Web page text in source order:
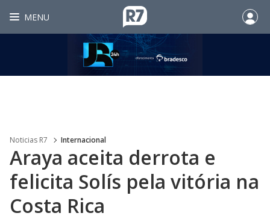
MENU
Noticias R7 Internacional
Araya aceita derrota e
felicita Solís pela vitória na
Costa Rica